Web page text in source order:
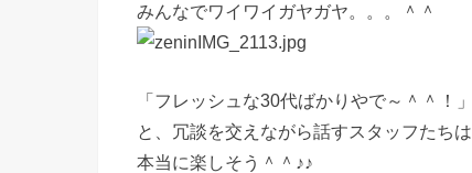
みんなでワイワイガヤガヤ。。。＾＾
「フレッシュな30代ばかりやで～＾＾！」
と、冗談を交えながら話すスタッフたちは
本当に楽しそう＾＾♪♪